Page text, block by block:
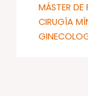
MÁSTER DE
CIRUGÍA